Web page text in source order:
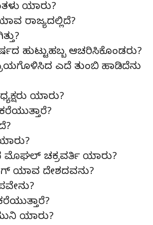
ಯಾರು?
ರಾಜ್ಯದಲ್ಲಿದೆ?
ಹುಟ್ಟುಹಬ್ಬ ಆಚರಿಸಿಕೊಂಡರು?
ಎದೆ ತುಂಬಿ ಹಾಡಿದೆನು
ಯಾರು?
ಮೊಘಲ್ ಚಕ್ರವರ್ತಿ ಯಾರು?
ಯಾವ ದೇಶದವನು?
ಯಾರು?